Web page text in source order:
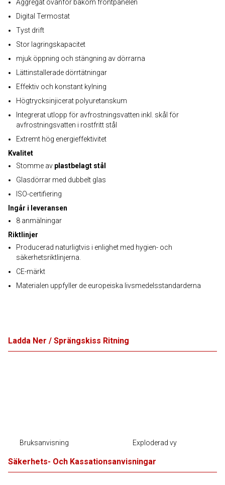
Aggregat ovanför bakom frontpanelen
Digital Termostat
Tyst drift
Stor lagringskapacitet
mjuk öppning och stängning av dörrarna
Lättinstallerade dörrtätningar
Effektiv och konstant kylning
Högtrycksinjicerat polyuretanskum
Integrerat utlopp för avfrostningsvatten inkl. skål för
avfrostningsvatten i rostfritt stål
Extremt hög energieffektivitet
Kvalitet
Stomme av plastbelagt stål
Glasdörrar med dubbelt glas
ISO-certifiering
Ingår i leveransen
8 anmälningar
Riktlinjer
Producerad naturligtvis i enlighet med hygien- och
säkerhetsriktlinjerna.
CE-märkt
Materialen uppfyller de europeiska livsmedelsstandarderna
Ladda Ner / Sprängskiss Ritning
Bruksanvisning Exploderad vy
Säkerhets- Och Kassationsanvisningar